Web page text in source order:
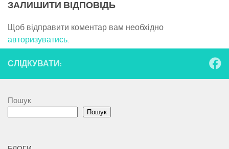
ЗАЛИШИТИ ВІДПОВІДЬ
Щоб відправити коментар вам необхідно
авторизуватись.
СЛІДКУВАТИ:
Пошук
Пошук